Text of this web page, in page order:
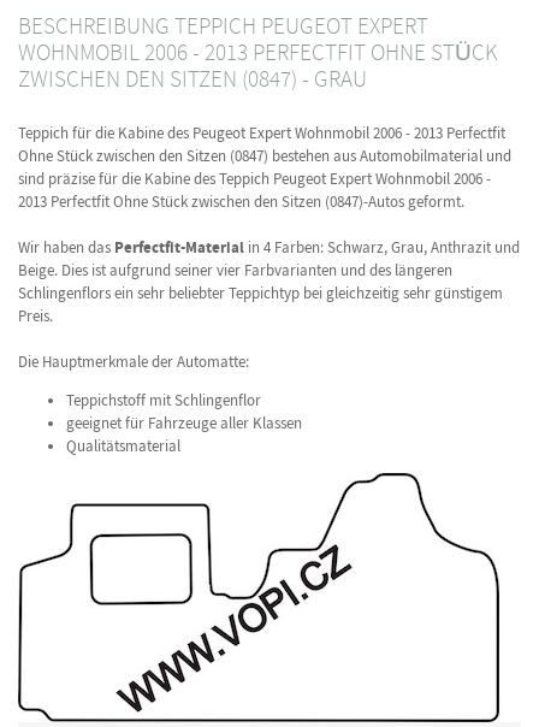
BESCHREIBUNG TEPPICH PEUGEOT EXPERT
WOHNMOBIL 2006 - 2013 PERFECTFIT OHNE STÜCK
ZWISCHEN DEN SITZEN (0847) - GRAU
Teppich für die Kabine des Peugeot Expert Wohnmobil 2006 - 2013 Perfectfit
Ohne Stück zwischen den Sitzen (0847) bestehen aus Automobilmaterial und
sind präzise für die Kabine des Teppich Peugeot Expert Wohnmobil 2006 -
2013 Perfectfit Ohne Stück zwischen den Sitzen (0847)-Autos geformt.
Wir haben das Perfectfit-Material in 4 Farben: Schwarz, Grau, Anthrazit und
Beige. Dies ist aufgrund seiner vier Farbvarianten und des längeren
Schlingenflors ein sehr beliebter Teppichtyp bei gleichzeitig sehr günstigem
Preis.
Die Hauptmerkmale der Automatte:
Teppichstoff mit Schlingenflor
geeignet für Fahrzeuge aller Klassen
Qualitätsmaterial